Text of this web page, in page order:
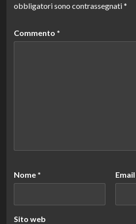
obbligatori sono contrassegnati*
Commento *
Nome * Email
Sito web